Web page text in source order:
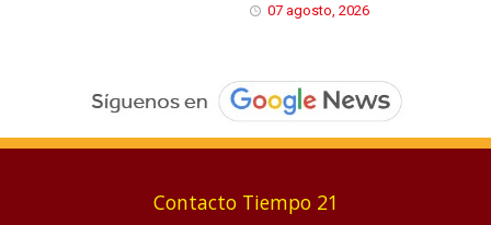
07 agosto, 2026
Contacto Tiempo 21